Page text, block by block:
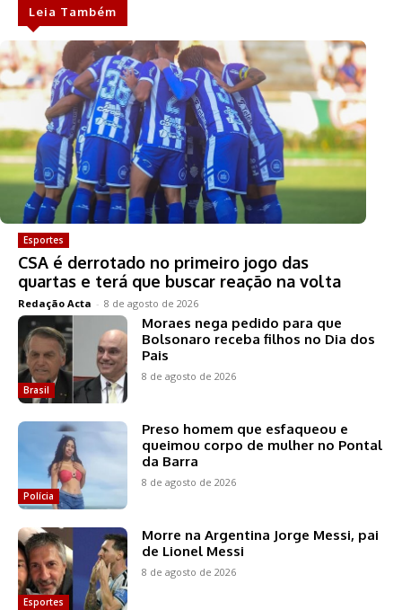
Leia Também
Esportes
CSA é derrotado no primeiro jogo das
quartas e terá que buscar reação na volta
Redação Acta - 8 de agosto de 2026
Brasil
Moraes nega pedido para que
Bolsonaro receba filhos no Dia dos
Pais
8 de agosto de 2026
Polícia
Preso homem que esfaqueou e
queimou corpo de mulher no Pontal
da Barra
8 de agosto de 2026
Esportes
Morre na Argentina Jorge Messi, pai
de Lionel Messi
8 de agosto de 2026